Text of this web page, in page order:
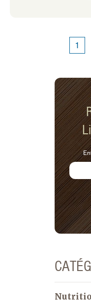
importante
vieillissant,
activités
1